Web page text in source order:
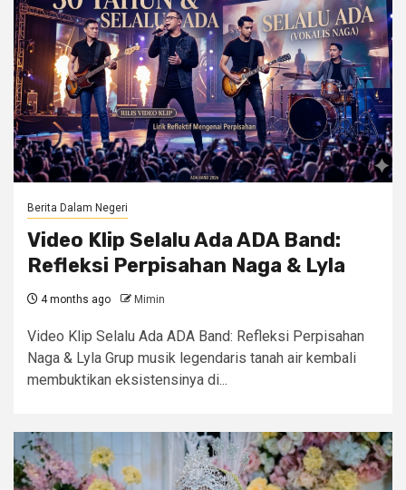
Berita Dalam Negeri
Video Klip Selalu Ada ADA Band:
Refleksi Perpisahan Naga & Lyla
4 months ago Mimin
Video Klip Selalu Ada ADA Band: Refleksi Perpisahan
Naga & Lyla Grup musik legendaris tanah air kembali
membuktikan eksistensinya di...